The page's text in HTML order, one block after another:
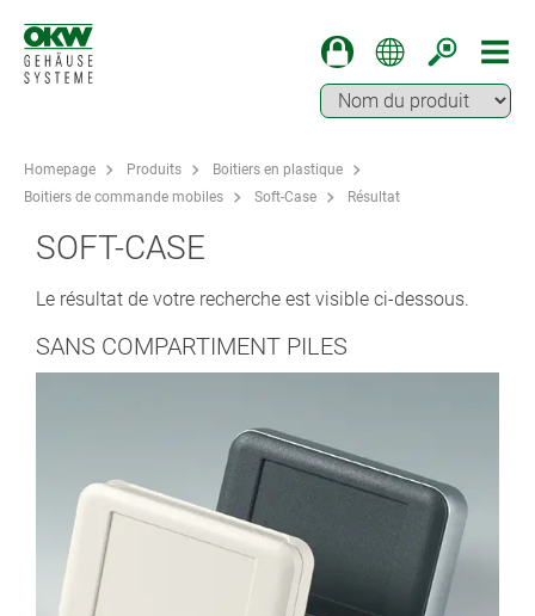
Homepage Produits
Boitiers en plastique
Boitiers de commande mobiles
Soft-Case Résultat
SOFT-CASE
Le résultat de votre recherche est visible ci-dessous.
SANS COMPARTIMENT PILES